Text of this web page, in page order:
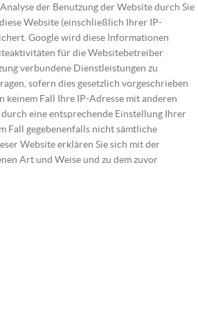
der Benutzung der Website durch Sie
Website (einschließlich Ihrer IP-
Google wird diese Informationen
für die Websitebetreiber
verbundene Dienstleistungen zu
sofern dies gesetzlich vorgeschrieben
Fall Ihre IP-Adresse mit anderen
eine entsprechende Einstellung Ihrer
Fall gegebenenfalls nicht sämtliche
Website erklären Sie sich mit der
Art und Weise und zu dem zuvor